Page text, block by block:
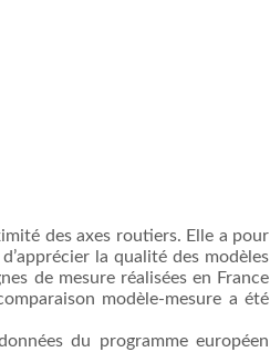
des axes routiers. Elle a pour
la qualité des modèles
de mesure réalisées en France
modèle-mesure a été
du programme européen